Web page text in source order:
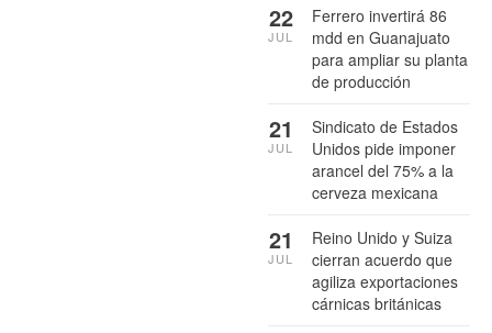
Ferrero invertirá 86
mdd en Guanajuato
para ampliar su planta
de producción
22
JUL
Sindicato de Estados
Unidos pide imponer
arancel del 75% a la
cerveza mexicana
21
JUL
Reino Unido y Suiza
cierran acuerdo que
agiliza exportaciones
cárnicas británicas
21
JUL